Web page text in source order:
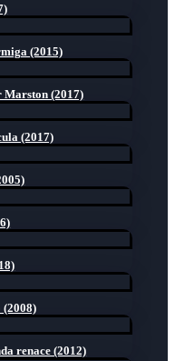
(2015)
Marston (2017)
(2017)
renace (2012)